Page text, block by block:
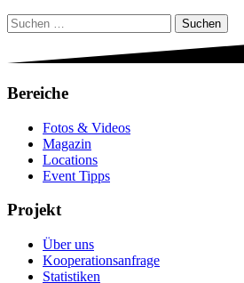
Suchen
nach:
Bereiche
Fotos & Videos
Magazin
Locations
Event Tipps
Projekt
Über uns
Kooperationsanfrage
Statistiken